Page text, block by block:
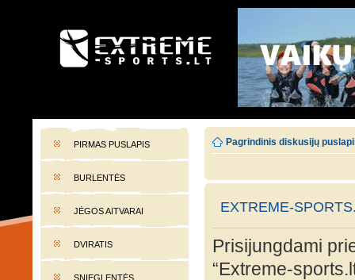
EXTREME-SPORTS.LT
PIRMAS PUSLAPIS
BURLENTĖS
JĖGOS AITVARAI
DVIRATIS
SNIEGLENTĖS
Pagrindinis diskusijų
EXTREME-
Prisijungdami
“Extreme-